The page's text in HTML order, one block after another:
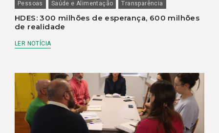
Pessoas Saúde e Alimentação Transparência
HDES: 300 milhões de esperança, 600 milhões
de realidade
LER NOTÍCIA